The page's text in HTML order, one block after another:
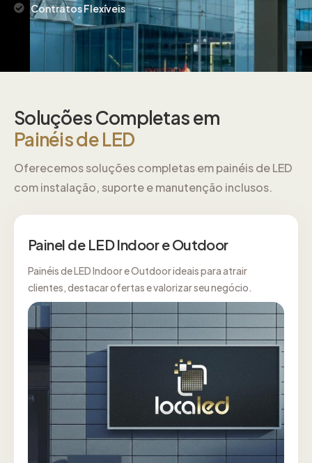
Contratos Flexíveis
Soluções Completas em
Painéis de LED
Oferecemos soluções completas em painéis de LED
com instalação, suporte e manutenção inclusos.
Painel de LED Indoor e Outdoor
Painéis de LED Indoor e Outdoor ideais para atrair
clientes, destacar ofertas e valorizar seu negócio.